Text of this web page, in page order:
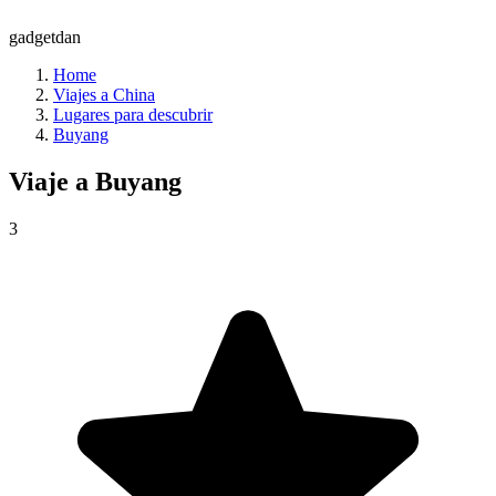
gadgetdan
Home
Viajes a China
Lugares para descubrir
Buyang
Viaje a Buyang
3